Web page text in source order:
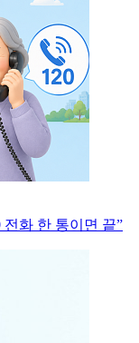
전화 한 통이면 끝”